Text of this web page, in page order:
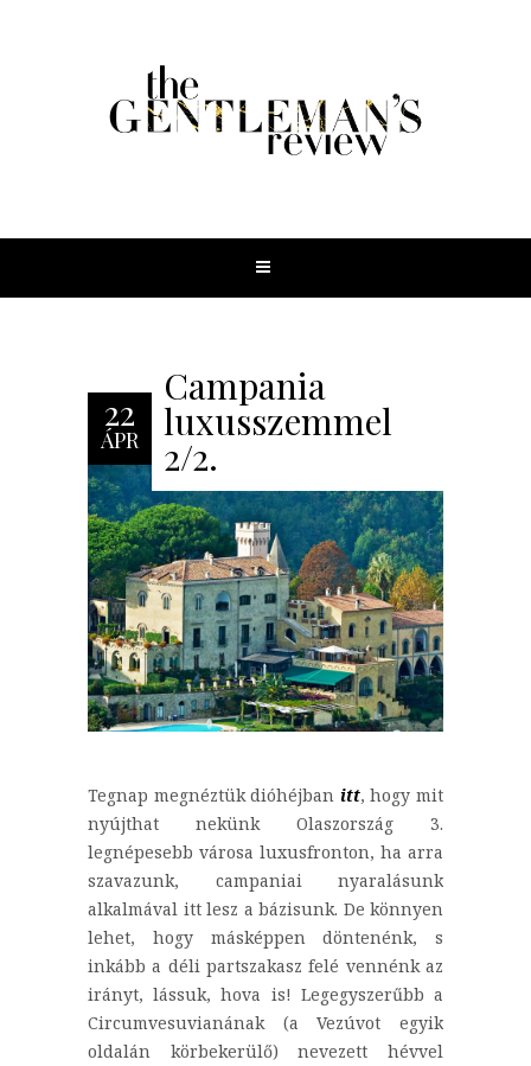
22
ÁPR
Campania
luxusszemmel
2/2.
Tegnap megnéztük dióhéjban itt, hogy mit
nyújthat nekünk Olaszország 3.
legnépesebb városa luxusfronton, ha arra
szavazunk, campaniai nyaralásunk
alkalmával itt lesz a bázisunk. De könnyen
lehet, hogy másképpen döntenénk, s
inkább a déli partszakasz felé vennénk az
irányt, lássuk, hova is! Legegyszerűbb a
Circumvesuvianának (a Vezúvot egyik
oldalán körbekerülő) nevezett hévvel